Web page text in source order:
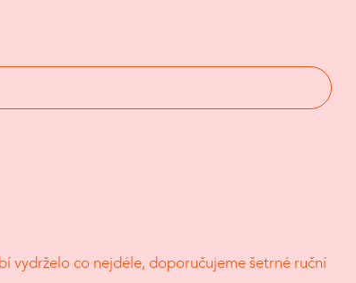
vydrželo co nejdéle, doporučujeme šetrné ruční